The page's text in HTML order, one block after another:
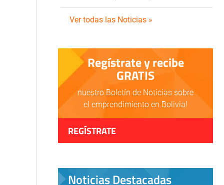
Ver todas las Noticias »
Regístrate y recibe
GRATIS
nuestro Boletín de Noticias sobre
el emprendimiento en Bolivia!
REGÍSTRATE
Noticias Destacadas